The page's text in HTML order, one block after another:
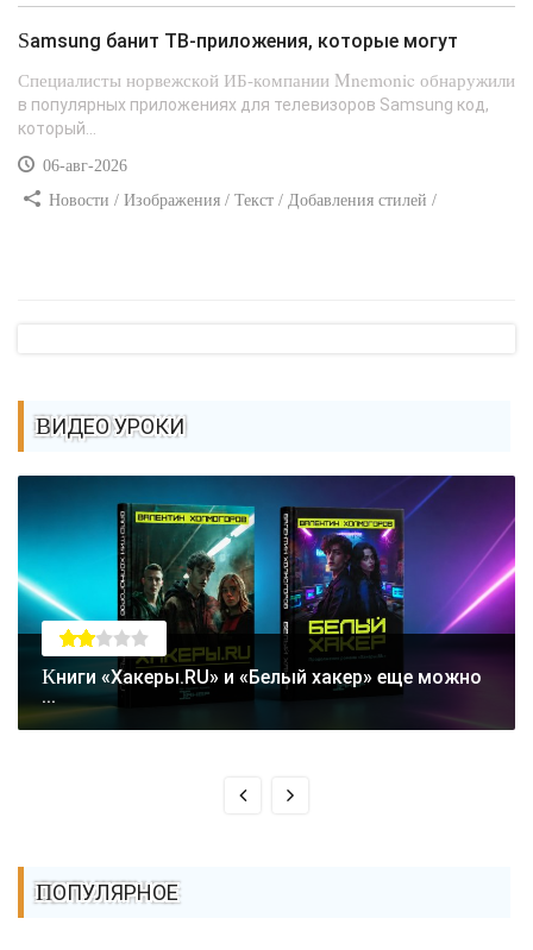
Samsung банит ТВ-приложения, которые могут
Специалисты норвежской ИБ-компании Mnemonic обнаружили
в популярных приложениях для телевизоров Samsung код,
который...
06-авг-2026
Новости / Изображения / Текст / Добавления стилей /
ВИДЕО УРОКИ
Книги «Хакеры.RU» и «Белый хакер» еще можно
...
ПОПУЛЯРНОЕ